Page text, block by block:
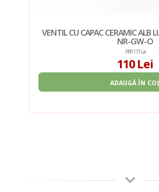
VENTIL CU CAPAC CERAMIC ALB
NR-GW-O
PRP: 173 Lei
110 Lei
ADAUGĂ ÎN